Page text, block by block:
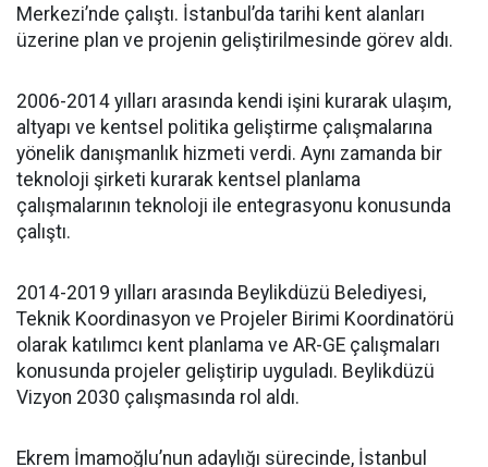
Merkezi’nde çalıştı. İstanbul’da tarihi kent alanları
üzerine plan ve projenin geliştirilmesinde görev aldı.
2006-2014 yılları arasında kendi işini kurarak ulaşım,
altyapı ve kentsel politika geliştirme çalışmalarına
yönelik danışmanlık hizmeti verdi. Aynı zamanda bir
teknoloji şirketi kurarak kentsel planlama
çalışmalarının teknoloji ile entegrasyonu konusunda
çalıştı.
2014-2019 yılları arasında Beylikdüzü Belediyesi,
Teknik Koordinasyon ve Projeler Birimi Koordinatörü
olarak katılımcı kent planlama ve AR-GE çalışmaları
konusunda projeler geliştirip uyguladı. Beylikdüzü
Vizyon 2030 çalışmasında rol aldı.
Ekrem İmamoğlu’nun adaylığı sürecinde, İstanbul